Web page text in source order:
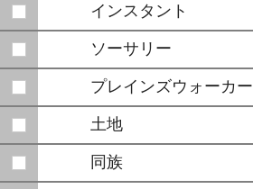
インスタント
ソーサリー
プレインズウォーカー
土地
同族